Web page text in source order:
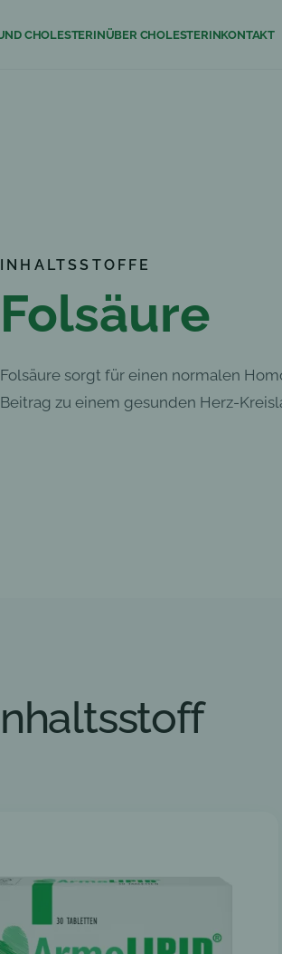
CHOLESTERINÜBER CHOLESTERINKONTAKT
INHALTSSTOFFE
Folsäure
Folsäure sorgt für einen normalen
Beitrag zu einem gesunden Herz-